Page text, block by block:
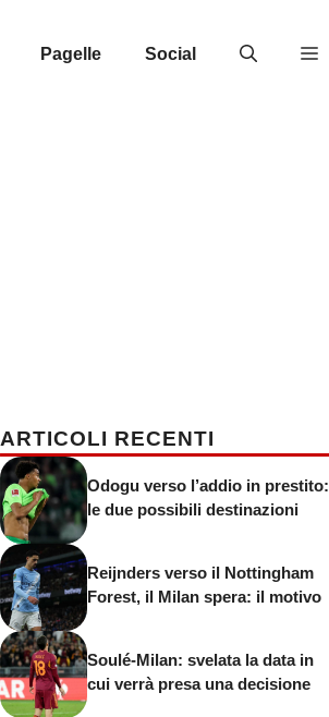
Pagelle Social
ARTICOLI RECENTI
Odogu verso l’addio in prestito:
le due possibili destinazioni
Reijnders verso il Nottingham
Forest, il Milan spera: il motivo
Soulé-Milan: svelata la data in
cui verrà presa una decisione